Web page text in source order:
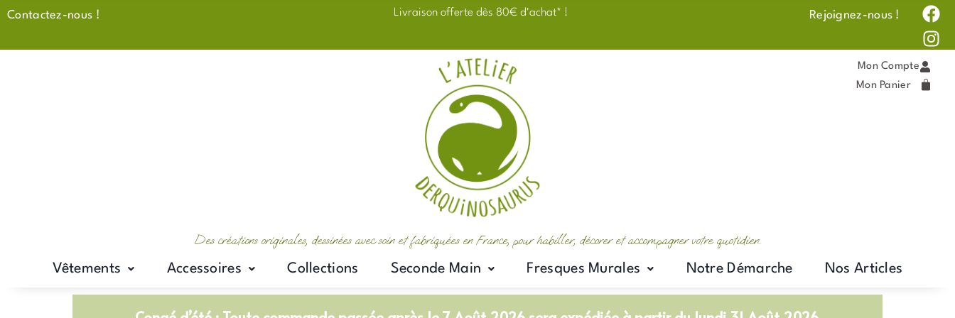
Aller
Contactez-nous ! 5€ offerts sur votre première commande avec le code "bienvenue" ! Rejoignez-nous !
a
c
e
b
o
n
s
t
a
g
Mon Compte
Mon Panier
Des créations originales, dessinées avec soin et fabriquées en France, pour habiller, décorer et accompagner votre quotidien.
Vêtements Accessoires Collections Seconde Main Fresques Murales Notre Démarche Nos Articles